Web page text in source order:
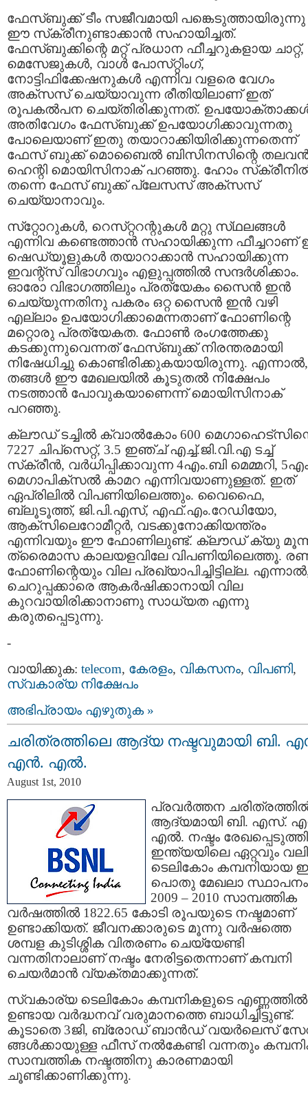
ഫേസ്‌ബുക്ക്‌ ടീം സജീവമായി പങ്കെടുത്തായിരുന്നു
ഈ സ്‌ക്രീനുണ്ടാക്കാന്‍ സഹായിച്ചത്‌.
ഫേസ്‌ബുക്കിന്റെ മറ്റ്‌ പ്രധാന ഫീച്ചറുകളായ ചാറ്റ്‌,
മെസേജുകള്‍, വാള്‍ പോസ്‌റ്റിംഗ്‌,
നോട്ടിഫിക്കേഷനുകള്‍ എന്നിവ വളരെ വേഗം
അക്‌സസ്‌ ചെയ്യാവുന്ന രീതിയിലാണ്‌ ഇത്‌
രൂപകല്‍പന ചെയ്‌തിരിക്കുന്നത്‌.
അതിവേഗം ഫേസ്‌ബുക്ക്‌ ഉപയോഗിക്കാവുന്നതു
പോലെയാണ്‌ ഇതു തയാറാക്കിയിരിക്കുന്നതെന്ന്‌
ഫേസ്‌ ബുക്ക്‌ മൊബൈല്‍ ബിസിനസിന്റെ
ഹെന്റി മൊയിസിനാക്‌ പറഞ്ഞു. ഹോം
തന്നെ ഫേസ്‌ ബുക്ക്‌ പ്ലേസസ്‌ അക്‌സസ്‌
ചെയ്യാനാവും.
സ്‌റ്റോറുകള്‍, റെസ്‌റ്ററന്റുകള്‍ മറ്റു സ്‌ഥലങ്ങള്‍
എന്നിവ കണ്ടെത്താന്‍ സഹായിക്കുന്ന ഫീച്ചറാണ്‌
ഷെഡ്യൂളുകള്‍ തയാറാക്കാന്‍ സഹായിക്കുന്ന
ഇവന്റ്‌സ്‌ വിഭാഗവും എളുപ്പത്തില്‍ സന്ദര്‍ശിക്കാം.
ഓരോ വിഭാഗത്തിലും പ്രത്യേകം സൈന്‍ ഇന്‍
ചെയ്യുന്നതിനു പകരം ഒറ്റ സൈന്‍ ഇന്‍ വഴി
എല്ലാം ഉപയോഗിക്കാമെന്നതാണ്‌ ഫോണിന്റെ
മറ്റൊരു പ്രത്യേകത. ഫോണ്‍ രംഗത്തേക്കു
കടക്കുന്നുവെന്നത്‌ ഫേസ്‌ബുക്ക്‌ നിരന്തരമായി
നിഷേധിച്ചു കൊണ്ടിരിക്കുകയായിരുന്നു. എന്നാല്‍,
തങ്ങള്‍ ഈ മേഖലയില്‍ കൂടുതല്‍ നിക്ഷേപം
നടത്താന്‍ പോവുകയാണെന്ന്‌ മൊയിസിനാക്‌
പറഞ്ഞു.
ക്ലൗഡ്‌ ടച്ചില്‍ ക്വാല്‍കോം 600
7227 ചിപ്‌സെറ്റ്‌, 3.5 ഇഞ്ച്‌ എച്ച്‌.ജി.വി.എ ടച്ച്‌
സ്‌ക്രീന്‍, വര്‍ധിപ്പിക്കാവുന്ന 4എം.ബി മെമ്മറി,
മെഗാപിക്‌സല്‍ കാമറ എന്നിവയാണുള്ളത്‌. ഇത്‌
ഏപ്രിലില്‍ വിപണിയിലെത്തും. വൈഫൈ,
ബ്ലൂടൂത്ത്‌, ജി.പി.എസ്‌, എഫ്‌.എം.റേഡിയോ,
ആക്‌സിലെറോമീറ്റര്‍, വടക്കുനോക്കിയന്ത്രം
എന്നിവയും ഈ ഫോണിലുണ്ട്‌. ക്ലൗഡ്‌ ക്യു
ത്രൈമാസ കാലയളവിലേ വിപണിയിലെത്തൂ.
ഫോണിന്റെയും വില പ്രഖ്യാപിച്ചിട്ടില്ല.
ചെറുപ്പക്കാരെ ആകര്‍ഷിക്കാനായി വില
കുറവായിരിക്കാനാണു സാധ്യത എന്നു
കരുതപ്പെടുന്നു.
-
വായിക്കുക: telecom, കേരളം, വികസനം, വിപണി,
സ്വകാര്യ നിക്ഷേപം
അഭിപ്രായം എഴുതുക »
ചരിത്രത്തിലെ ആദ്യ നഷ്ടവുമായി ബി.
എന്‍. എല്‍.
August 1st, 2010
പ്രവര്‍ത്തന
ആദ്യമായി ബി. എസ്.
എല്‍. നഷ്ടം
ഇന്ത്യയിലെ ഏറ്റവും
ടെലികോം കമ്പനിയായ
പൊതു മേഖലാ സ്ഥാപനം
2009 – 2010 സാമ്പത്തിക
വര്‍ഷത്തില്‍ 1822.65 കോടി രൂപയുടെ നഷ്ടമാണ്
ഉണ്ടാക്കിയത്. ജീവനക്കാരുടെ മൂന്നു വര്‍ഷത്തെ
ശമ്പള കുടിശ്ശിക വിതരണം ചെയ്യേണ്ടി
വന്നതിനാലാണ് നഷ്ടം നേരിട്ടതെന്നാണ് കമ്പനി
ചെയര്‍മാന്‍ വ്യക്തമാക്കുന്നത്.
സ്വകാര്യ ടെലികോം കമ്പനികളുടെ എണ്ണത്തില്‍
ഉണ്ടായ വര്‍ദ്ധനവ് വരുമാനത്തെ ബാധിച്ചിട്ടുണ്ട്.
കൂടാതെ 3ജി, ബ്രോഡ് ബാന്‍ഡ് വയര്‍ലെസ്
ങ്ങള്‍ക്കായുള്ള ഫീസ് നല്‍കേണ്ടി വന്നതും
സാമ്പത്തിക നഷ്ടത്തിനു കാരണമായി
ചൂണ്ടിക്കാണിക്കുന്നു.